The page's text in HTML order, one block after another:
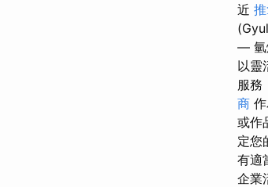
近
— 氫
以靈
服務
商
或作
定您
有適
企業